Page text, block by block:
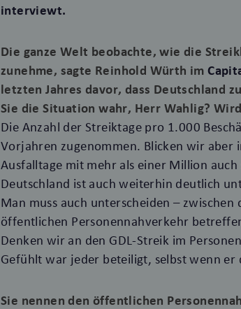
interviewt.
Die ganze Welt beobachte, wie die
zunehme, sagte Reinhold Würth im
letzten Jahres davor, dass Deutschland
Sie die Situation wahr, Herr Wahlig?
Die Anzahl der Streiktage pro 1.000
Vorjahren zugenommen. Blicken wir aber
Ausfalltage mit mehr als einer Million
Deutschland ist auch weiterhin deutlich
Man muss auch unterscheiden –
öffentlichen Personennahverkehr
Denken wir an den GDL-Streik im
Gefühlt war jeder beteiligt, selbst wenn er
Sie nennen den öffentlichen